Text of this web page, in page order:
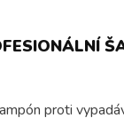
proti